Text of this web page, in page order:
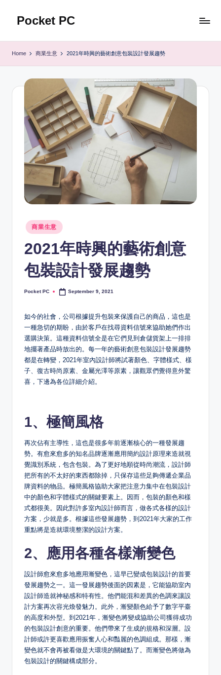
Pocket PC
Home 商業生意 2021年時興的藝術創意包裝設計發展趨勢
Posted
in
商業生意
2021年時興的藝術創意
包裝設計發展趨勢
Posted
Pocket PC September 9, 2021
如今的社會，公司根據提升包裝來保護自己的商品，這也是
一種急切的期盼，由於客戶在找尋資料信號來協助她們作出
選購決策。這種資料信號全是在它們見到倉儲貨架上一排排
地擺著產品時放出的。每一年的藝術創意包裝設計發展趨勢
都是在轉變，2021年室內設計師將試著顏色、字體樣式、樣
子、復古時尚原素、金屬光澤等原素，讓觀眾們覺得意外驚
喜，下邊為各位詳細介紹。
1、極簡風格
再次佔有主導性，這也是很多年前逐漸核心的一種發展趨
勢。有愈來愈多的知名品牌逐漸應用簡約設計原理來造就視
覺識別系統，包含包裝。為了更好地順從時尚潮流，設計師
把所有的不太好的東西都除掉，只保存這些足夠傳遞企業品
牌資料的物品。極簡風格協助大家把注意力集中在包裝設計
中的顏色和字體樣式的關鍵要素上。因而，包裝的顏色和樣
式都很美。因此對許多室內設計師而言，做各式各樣的設計
方案，少就是多。根據這些發展趨勢，到2021年大家的工作
重點將是造就環境整潔的設計方案。
2、應用各種各樣漸變色
設計師愈來愈多地應用漸變色，這早已變成包裝設計的首要
發展趨勢之一。這一發展趨勢後面的因素是，它能協助室內
設計師造就神秘感和特有性。他們能混和差異的色調來讓設
計方案再次容光煥發魅力。此外，漸變顏色給予了數字平臺
的高度和外型。到2021年，漸變色將變成協助公司獲得成功
的包裝設計創意的重要。他們帶來了生成的規格和深層。設
計師或許更喜歡應用振奮人心和豔麗的色調組成。那樣，漸
變色就不會再被看做是大環境的關鍵點了。而漸變色將做為
包裝設計的關鍵構成部分。